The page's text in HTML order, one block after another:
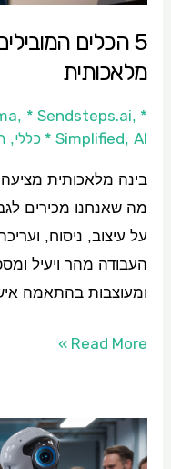
5 הכלים
מלאכותית
* Beautiful.ai
, * Sendsteps.ai,
* Simplified, AI כללי ,
בינה מלאכותית
מה שאנחנו מכירים
העבודה מהר ויעיל
ומעוצבות בהתאמה
Read More »
איך
ליצור